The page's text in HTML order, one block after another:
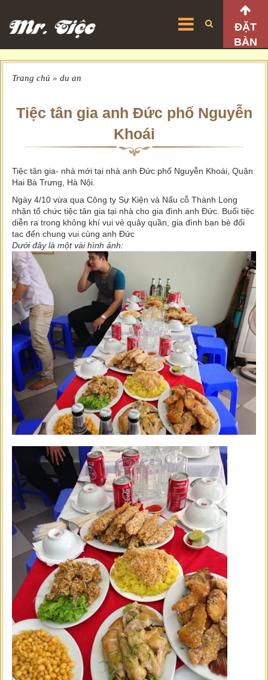
ĐẶT
BÀN
Trang chủ » du an
Tiệc tân gia anh Đức phố Nguyễn
Khoái
Tiệc tân gia- nhà mới tại nhà anh Đức phố Nguyễn Khoái, Quận
Hai Bà Trưng, Hà Nội.
Ngày 4/10 vừa qua Công ty Sự Kiện và Nấu cỗ Thành Long
nhận tổ chức tiệc tân gia tại nhà cho gia đình anh Đức. Buổi tiệc
diễn ra trong không khí vui vẻ quây quần, gia đình bạn bè đối
tac đến chung vui cùng anh Đức
Dưới đây là một vài hình ảnh: